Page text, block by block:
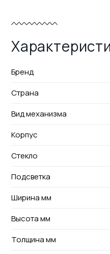
Бренд
Страна
Вид механизма
Корпус
Стекло
Подсветка
Ширина мм
Высота мм
Толщина мм